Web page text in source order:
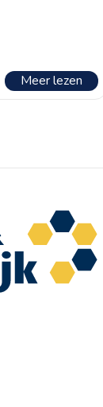
Meer lezen